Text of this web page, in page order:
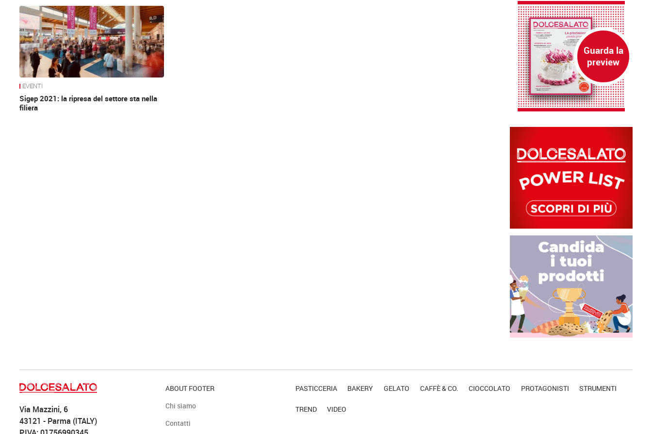
News
EVENTI
Sigep 2021: la ripresa del settore sta nella
filiera
Via Mazzini, 6
43121 - Parma (ITALY)
ABOUT FOOTER
Chi siamo
Contatti
PASTICCERIA BAKERY GELATO CAFFÈ & CO. CIOCCOLATO PROTAGONISTI STRUMENTI
TREND VIDEO